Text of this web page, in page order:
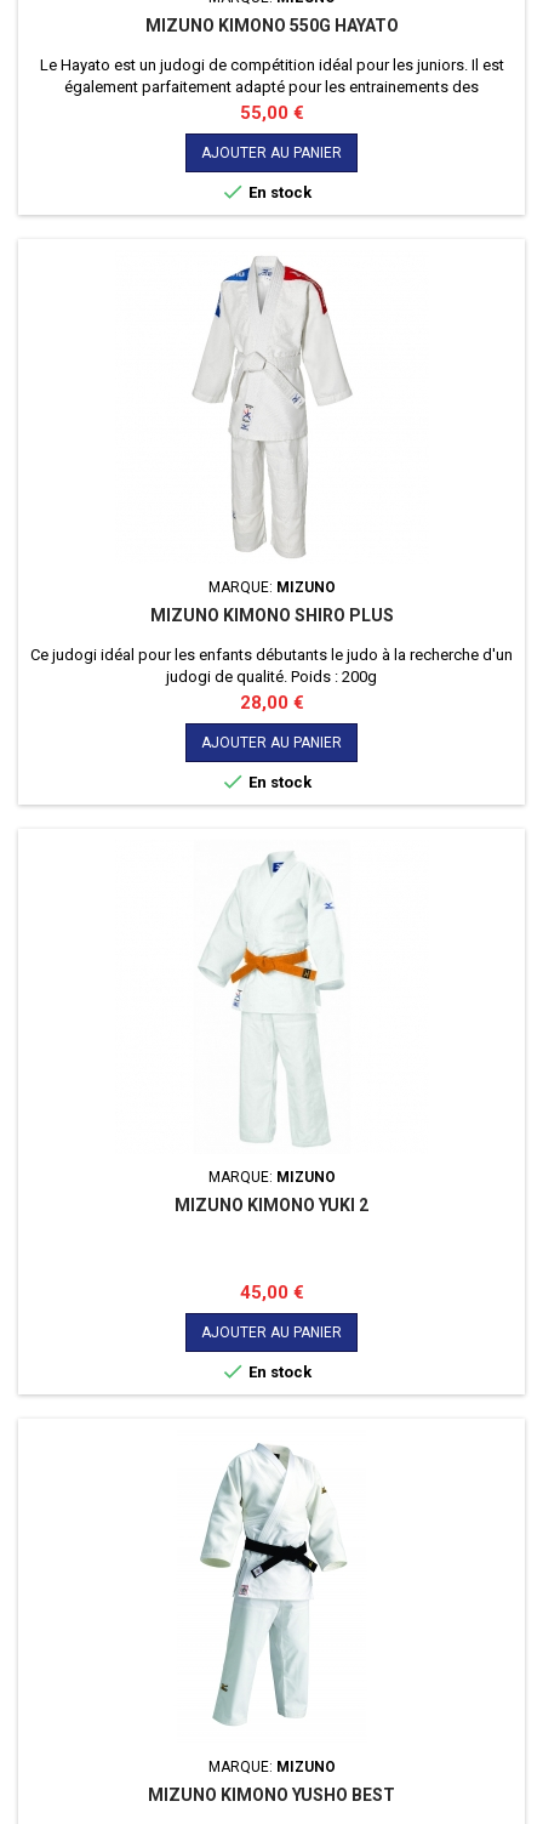
MIZUNO KIMONO 550G HAYATO
Le Hayato est un judogi de compétition idéal pour les juniors. Il est
également parfaitement adapté pour les entrainements des
adultes. C'est un kimono de judo confortable conçu pour les judokas
à la recherche de qualité et de souplesse.
Prix
55,00 €
AJOUTER AU PANIER
 En stock
MARQUE: MIZUNO
MIZUNO KIMONO SHIRO PLUS
Ce judogi idéal pour les enfants débutants le judo à la recherche d'un
judogi de qualité. Poids : 200g
Prix
28,00 €
AJOUTER AU PANIER
 En stock
MARQUE: MIZUNO
MIZUNO KIMONO YUKI 2
Prix
45,00 €
AJOUTER AU PANIER
 En stock
MARQUE: MIZUNO
MIZUNO KIMONO YUSHO BEST